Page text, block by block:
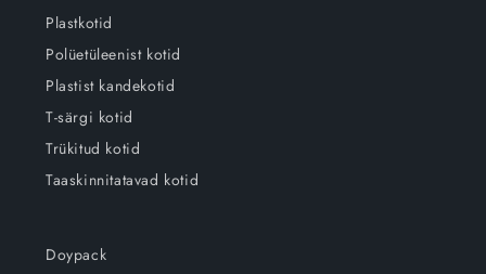
Plastkotid
Polüetüleenist kotid
Plastist kandekotid
T-särgi kotid
Trükitud kotid
Taaskinnitatavad kotid
Doypack